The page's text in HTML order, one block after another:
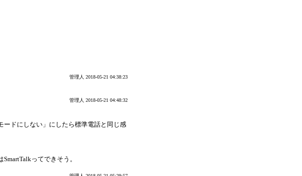
管理人 2018-05-21 04:38:23
管理人 2018-05-21 04:48:32
ドにしない」にしたら標準電話と同じ感
ってできそう。